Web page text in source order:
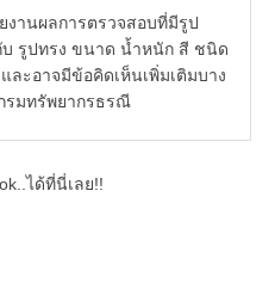
ารตรวจสอบที่มีรูป
บ รูปทรง ขนาด น้ำหนัก สี ชนิด
ะอาจมีข้อคิดเห็นเพิ่มเติมบาง
รมทรัพยากรธรณี
ได้ที่นี่เลย!!